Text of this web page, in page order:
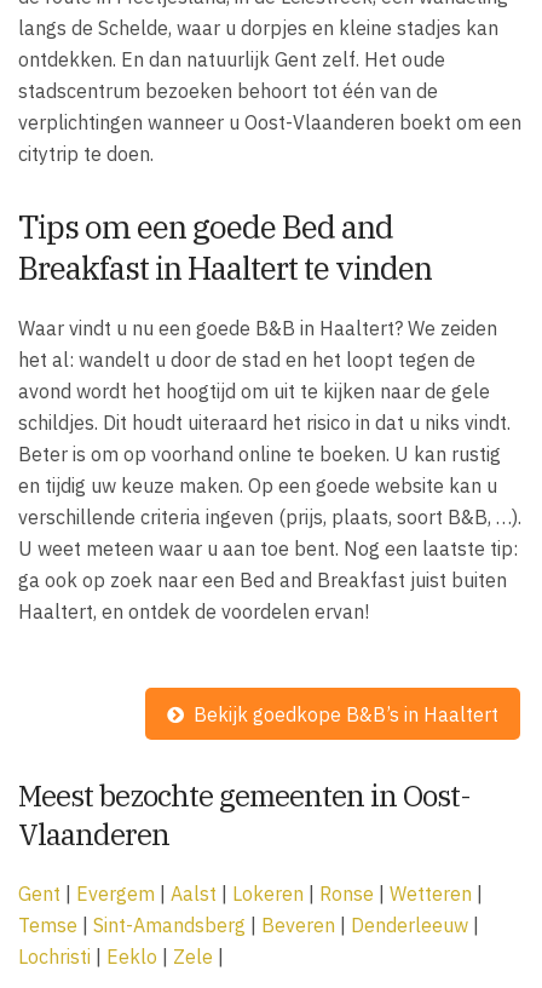
langs de Schelde, waar u dorpjes en kleine stadjes kan
ontdekken. En dan natuurlijk Gent zelf. Het oude
stadscentrum bezoeken behoort tot één van de
verplichtingen wanneer u Oost-Vlaanderen boekt om een
citytrip te doen.
Tips om een goede Bed and
Breakfast in Haaltert te vinden
Waar vindt u nu een goede B&B in Haaltert? We zeiden
het al: wandelt u door de stad en het loopt tegen de
avond wordt het hoogtijd om uit te kijken naar de gele
schildjes. Dit houdt uiteraard het risico in dat u niks vindt.
Beter is om op voorhand online te boeken. U kan rustig
en tijdig uw keuze maken. Op een goede website kan u
verschillende criteria ingeven (prijs, plaats, soort B&B, …).
U weet meteen waar u aan toe bent. Nog een laatste tip:
ga ook op zoek naar een Bed and Breakfast juist buiten
Haaltert, en ontdek de voordelen ervan!
Bekijk goedkope B&B’s in Haaltert
Meest bezochte gemeenten in Oost-
Vlaanderen
Gent | Evergem | Aalst | Lokeren | Ronse | Wetteren |
Temse | Sint-Amandsberg | Beveren | Denderleeuw |
Lochristi | Eeklo | Zele |